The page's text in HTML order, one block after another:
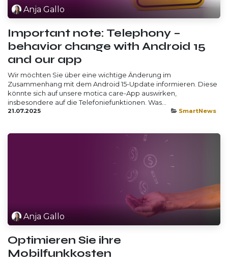
Anja Gallo
Important note: Telephony –
behavior change with Android 15
and our app
Wir möchten Sie über eine wichtige Änderung im
Zusammenhang mit dem Android 15-Update informieren. Diese
könnte sich auf unsere motica care-App auswirken,
insbesondere auf die Telefoniefunktionen. Was...
21.07.2025 SmartNews
Anja Gallo
Optimieren Sie ihre
Mobilfunkkosten